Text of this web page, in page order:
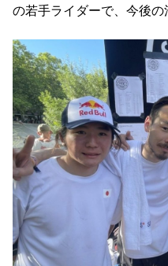
の若⼿ライダーで、今後の